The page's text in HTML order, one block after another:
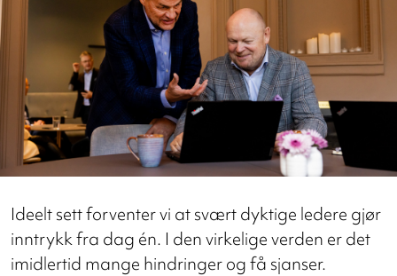
Ideelt sett forventer vi at svært dyktige ledere gjør
inntrykk fra dag én. I den virkelige verden er det
imidlertid mange hindringer og få sjanser.